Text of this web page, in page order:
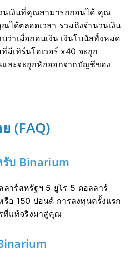
นเงินที่คุณสามารถถอนได้ คุณ
ได้ตลอดเวลา รวมถึงจำนวนเงิน
ว่าเมื่อถอนเงิน เงินโบนัสทั้งหมด
มีเทิร์นโอเวอร์ x40 จะถูก
และจะถูกหักออกจากบัญชีของ
(FAQ)
รับ Binarium
าร์สหรัฐฯ 5 ยูโร 5 ดอลลาร์
รือ 150 ปอนด์ การลงทุนครั้งแรก
ที่แท้จริงมาสู่คุณ